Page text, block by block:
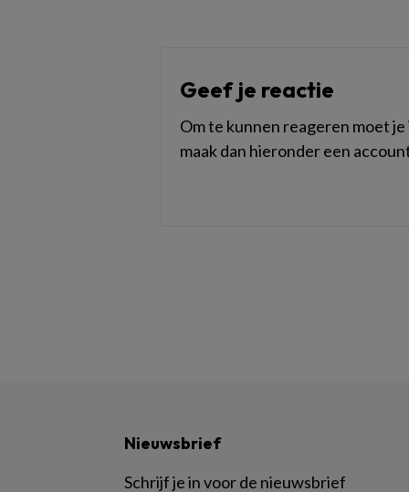
Geef je reactie
Om te kunnen reageren moet
maak dan hieronder een
Nieuwsbrief
Schrijf je in voor de nieuwsbrief